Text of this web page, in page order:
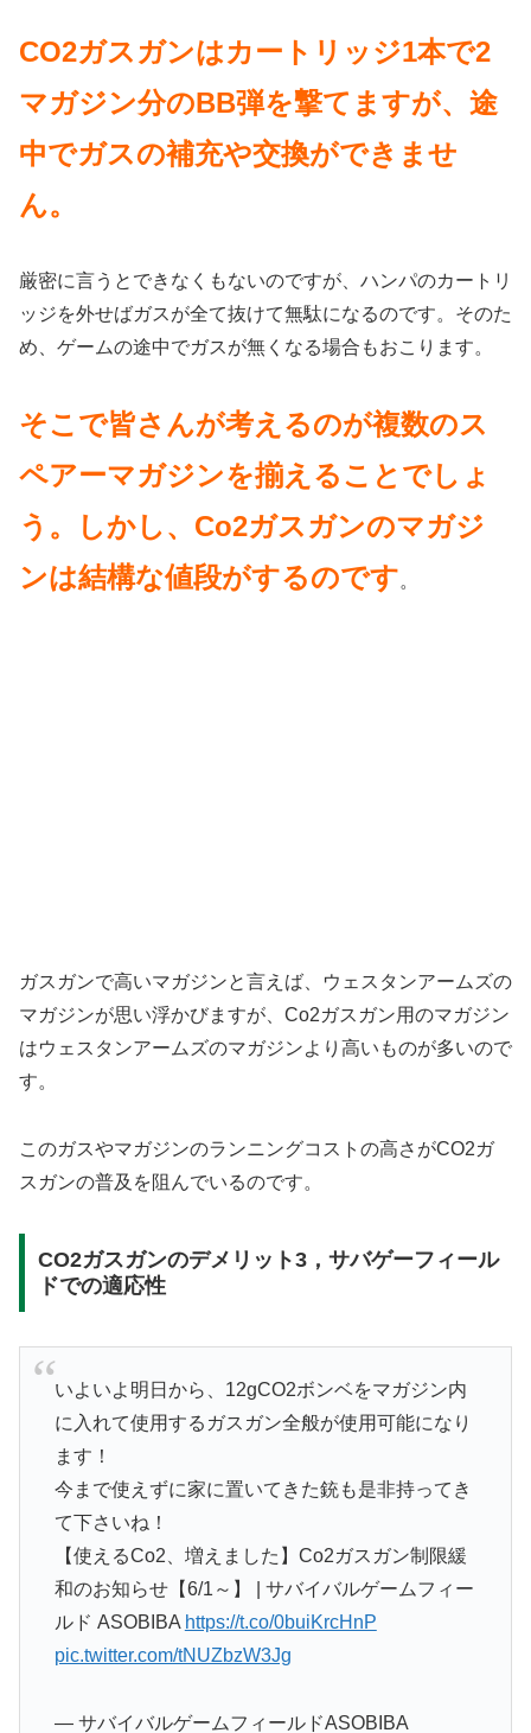
CO2ガスガンはカートリッジ1本で2
マガジン分のBB弾を撃てますが、途
中でガスの補充や交換ができませ
ん。
厳密に言うとできなくもないのですが、ハンパのカートリ
ッジを外せばガスが全て抜けて無駄になるのです。そのた
め、ゲームの途中でガスが無くなる場合もおこります。
そこで皆さんが考えるのが複数のス
ペアーマガジンを揃えることでしょ
う。しかし、Co2ガスガンのマガジ
ンは結構な値段がするのです。
ガスガンで高いマガジンと言えば、ウェスタンアームズの
マガジンが思い浮かびますが、Co2ガスガン用のマガジン
はウェスタンアームズのマガジンより高いものが多いので
す。
このガスやマガジンのランニングコストの高さがCO2ガ
スガンの普及を阻んでいるのです。
CO2ガスガンのデメリット3，サバゲーフィール
ドでの適応性
いよいよ明日から、12gCO2ボンベをマガジン内
に入れて使用するガスガン全般が使用可能になり
ます！
今まで使えずに家に置いてきた銃も是非持ってき
て下さいね！
【使えるCo2、増えました】Co2ガスガン制限緩
和のお知らせ【6/1～】 | サバイバルゲームフィー
ルド ASOBIBA https://t.co/0buiKrcHnP
pic.twitter.com/tNUZbzW3Jg
— サバイバルゲームフィールドASOBIBA